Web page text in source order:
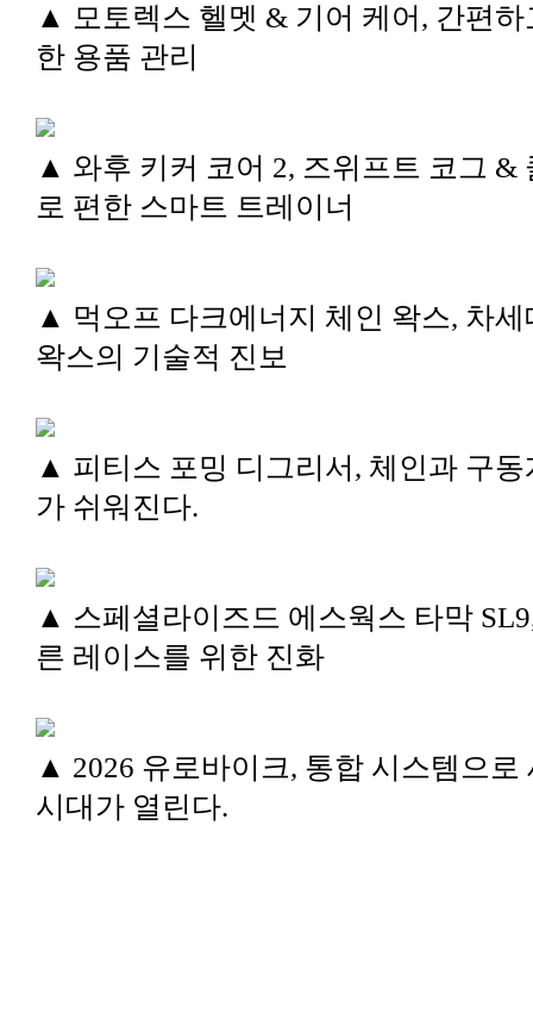
▲ 모토렉스 헬멧 & 기어 케어, 간편하
한 용품 관리
▲ 와후 키커 코어 2, 즈위프트 코그 &
로 편한 스마트 트레이너
▲ 먹오프 다크에너지 체인 왁스, 차세
왁스의 기술적 진보
▲ 피티스 포밍 디그리서, 체인과 구동
가 쉬워진다.
▲ 스페셜라이즈드 에스웍스 타막
른 레이스를 위한 진화
▲ 2026 유로바이크, 통합 시스템으로
시대가 열린다.